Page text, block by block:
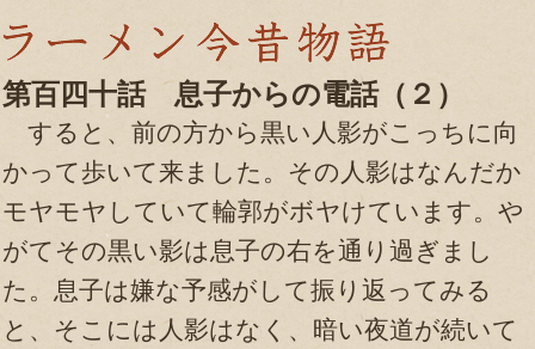
第百四十話 息子からの電話（２）
すると、前の方から黒い人影がこっちに向
かって歩いて来ました。その人影はなんだか
モヤモヤしていて輪郭がボヤけています。や
がてその黒い影は息子の右を通り過ぎまし
た。息子は嫌な予感がして振り返ってみる
と、そこには人影はなく、暗い夜道が続いて